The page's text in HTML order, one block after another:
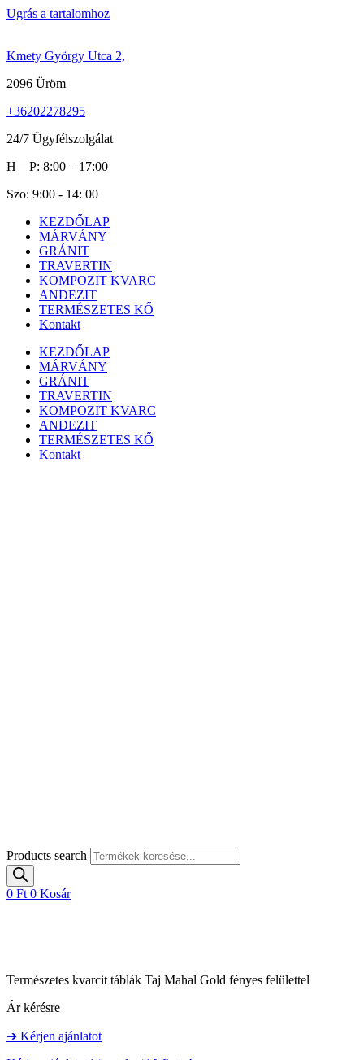
Ugrás a tartalomhoz
Kmety György Utca 2,
2096 Üröm
+36202278295
24/7 Ügyfélszolgálat
H – P: 8:00 – 17:00
Szo: 9:00 - 14: 00
KEZDŐLAP
MÁRVÁNY
GRÁNIT
TRAVERTIN
KOMPOZIT KVARC
ANDEZIT
TERMÉSZETES KŐ
Kontakt
KEZDŐLAP
MÁRVÁNY
GRÁNIT
TRAVERTIN
KOMPOZIT KVARC
ANDEZIT
TERMÉSZETES KŐ
Kontakt
Products search
0 Ft 0 Kosár
Természetes kvarcit táblák Taj Mahal Gold fényes felülettel
Ár kérésre
➔ Kérjen ajánlatot